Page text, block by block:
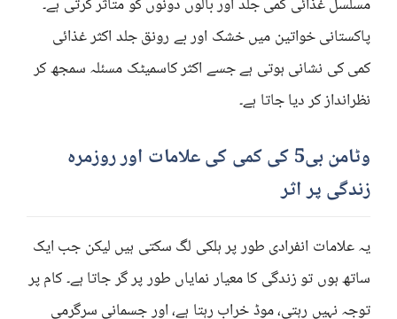
مسلسل غذائی کمی جلد اور بالوں دونوں کو متاثر کرتی ہے۔
پاکستانی خواتین میں خشک اور بے رونق جلد اکثر غذائی
کمی کی نشانی ہوتی ہے جسے اکثر کاسمیٹک مسئلہ سمجھ کر
نظرانداز کر دیا جاتا ہے۔
وٹامن بی5 کی کمی کی علامات اور روزمرہ
زندگی پر اثر
یہ علامات انفرادی طور پر ہلکی لگ سکتی ہیں لیکن جب ایک
ساتھ ہوں تو زندگی کا معیار نمایاں طور پر گر جاتا ہے۔ کام پر
توجہ نہیں رہتی، موڈ خراب رہتا ہے، اور جسمانی سرگرمی